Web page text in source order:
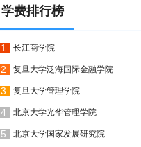
学费排行榜
1 长江商学院
2 复旦大学泛海国际金融学院
3 复旦大学管理学院
4 北京大学光华管理学院
5 北京大学国家发展研究院